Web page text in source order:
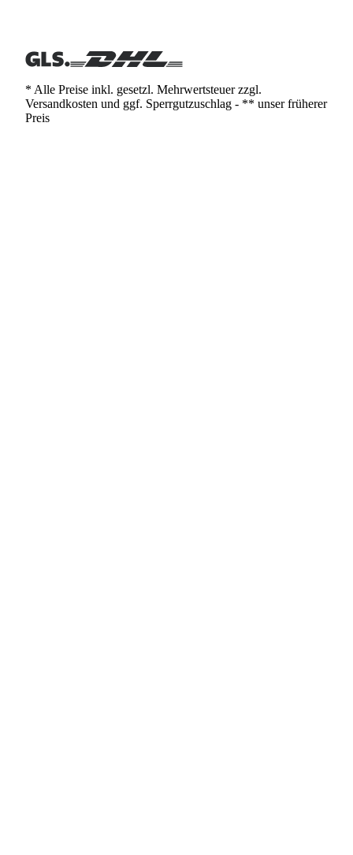
* Alle Preise inkl. gesetzl. Mehrwertsteuer zzgl.
Versandkosten und ggf. Sperrgutzuschlag - ** unser früherer
Preis